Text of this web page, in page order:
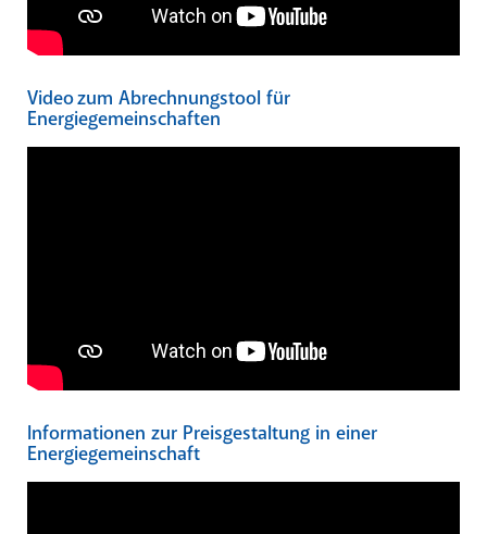
Video zum Abrechnungstool für
Energiegemeinschaften
Informationen zur Preisgestaltung in einer
Energiegemeinschaft